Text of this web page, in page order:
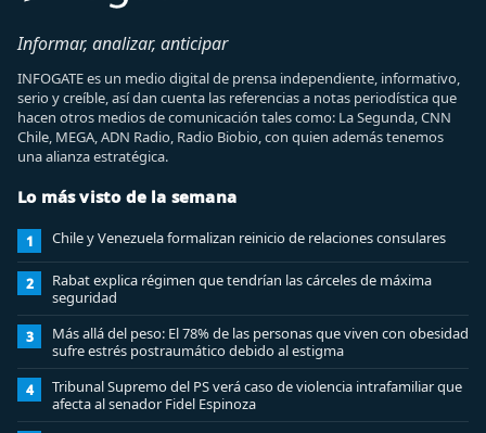
Informar, analizar, anticipar
INFOGATE es un medio digital de prensa independiente, informativo,
serio y creíble, así dan cuenta las referencias a notas periodística que
hacen otros medios de comunicación tales como: La Segunda, CNN
Chile, MEGA, ADN Radio, Radio Biobio, con quien además tenemos
una alianza estratégica.
Lo más visto de la semana
1 Chile y Venezuela formalizan reinicio de relaciones consulares
2
Rabat explica régimen que tendrían las cárceles de máxima
seguridad
3
Más allá del peso: El 78% de las personas que viven con obesidad
sufre estrés postraumático debido al estigma
4
Tribunal Supremo del PS verá caso de violencia intrafamiliar que
afecta al senador Fidel Espinoza